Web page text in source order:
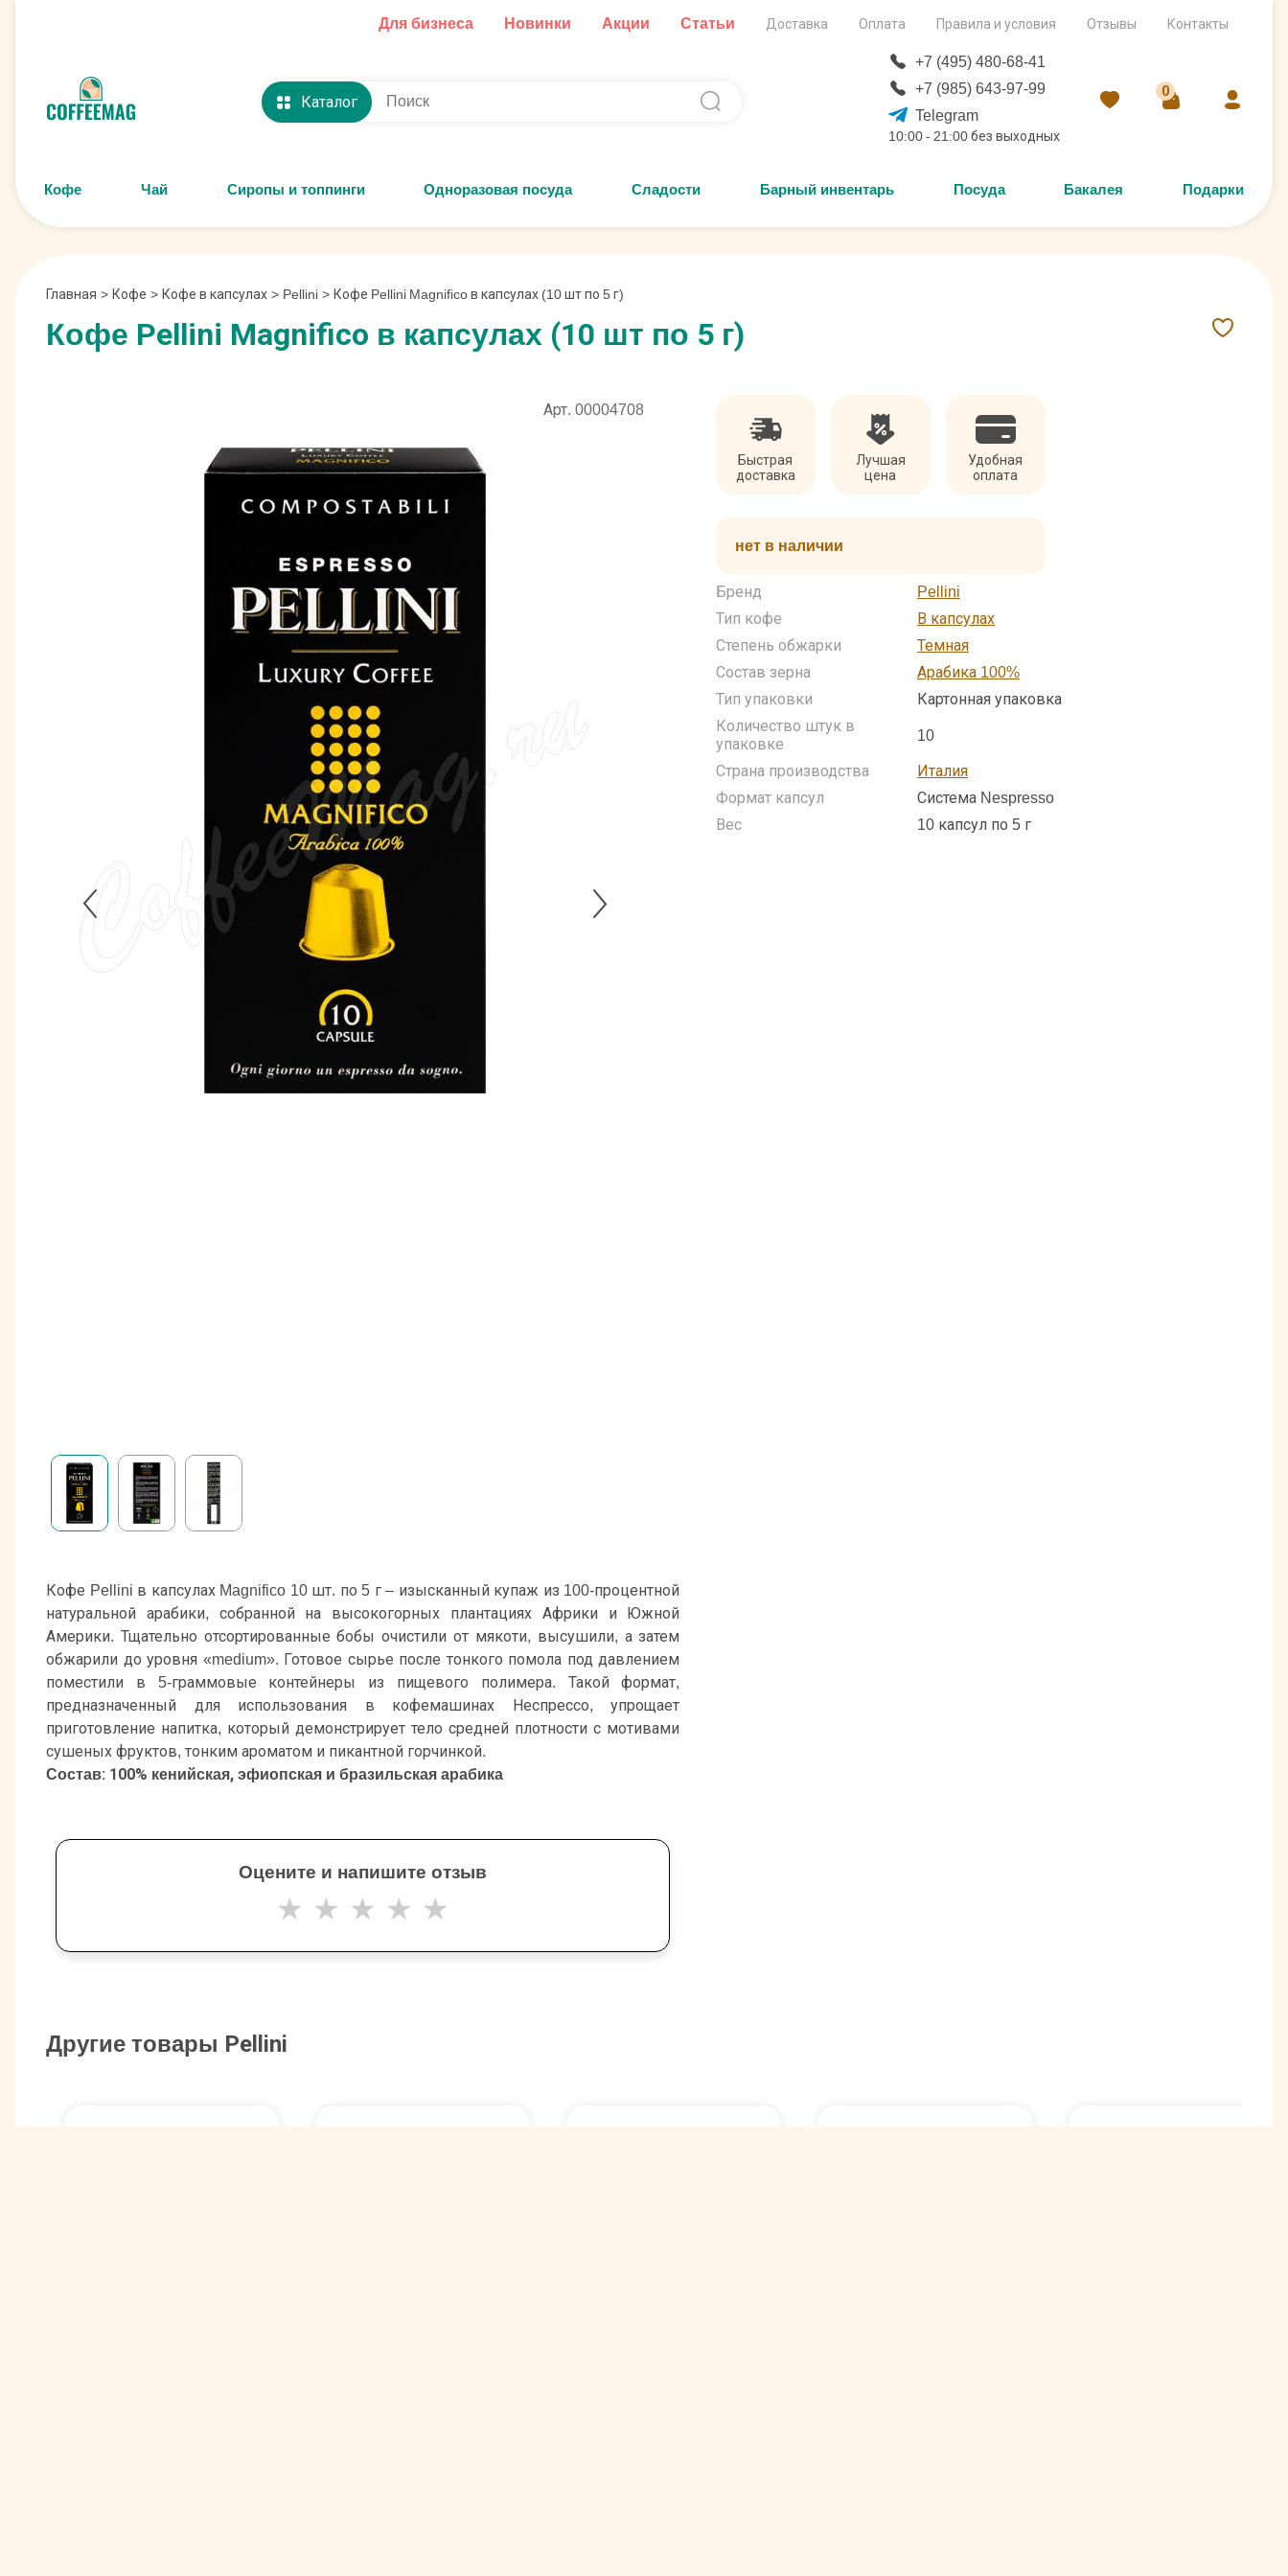
Для бизнеса Новинки Акции Статьи Доставка Оплата Правила и условия Отзывы Контакты
Каталог
+7 (495) 480-68-41
+7 (985) 643-97-99
Telegram
10:00 - 21:00 без выходных
0
Кофе Чай Сиропы и топпинги Одноразовая посуда Сладости Барный инвентарь Посуда Бакалея Подарки
Главная > Кофе > Кофе в капсулах > Pellini > Кофе Pellini Magnifico в капсулах (10 шт по 5 г)
Кофе Pellini Magnifico в капсулах (10 шт по 5 г)
Арт. 00004708
Быстрая
доставка
Лучшая
цена
Удобная
оплата
нет в наличии
Бренд
Pellini
Тип кофе
В капсулах
Степень обжарки
Темная
Состав зерна
Арабика 100%
Тип упаковки
Картонная упаковка
Количество штук в
упаковке
10
Страна производства
Италия
Формат капсул
Система Nespresso
Вес
10 капсул по 5 г
Кофе Pellini в капсулах Magnifico 10 шт. по 5 г – изысканный купаж из 100-процентной
натуральной арабики, собранной на высокогорных плантациях Африки и Южной
Америки. Тщательно отсортированные бобы очистили от мякоти, высушили, а затем
обжарили до уровня «medium». Готовое сырье после тонкого помола под давлением
поместили в 5-граммовые контейнеры из пищевого полимера. Такой формат,
предназначенный для использования в кофемашинах Неспрессо, упрощает
приготовление напитка, который демонстрирует тело средней плотности с мотивами
сушеных фруктов, тонким ароматом и пикантной горчинкой.
Состав: 100% кенийская, эфиопская и бразильская арабика
Оцените и напишите отзыв
★ ★ ★ ★ ★
Другие товары Pellini